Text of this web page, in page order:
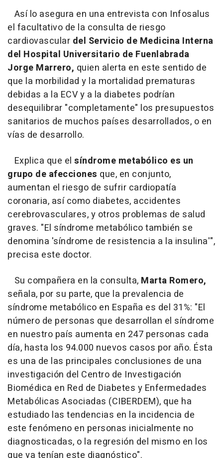
Así lo asegura en una entrevista con Infosalus
el facultativo de la consulta de riesgo
cardiovascular del Servicio de Medicina Interna
del Hospital Universitario de Fuenlabrada
Jorge Marrero, quien alerta en este sentido de
que la morbilidad y la mortalidad prematuras
debidas a la ECV y a la diabetes podrían
desequilibrar "completamente" los presupuestos
sanitarios de muchos países desarrollados, o en
vías de desarrollo.
Explica que el síndrome metabólico es un
grupo de afecciones que, en conjunto,
aumentan el riesgo de sufrir cardiopatía
coronaria, así como diabetes, accidentes
cerebrovasculares, y otros problemas de salud
graves. "El síndrome metabólico también se
denomina 'síndrome de resistencia a la insulina'",
precisa este doctor.
Su compañera en la consulta, Marta Romero,
señala, por su parte, que la prevalencia de
síndrome metabólico en España es del 31%: "El
número de personas que desarrollan el síndrome
en nuestro país aumenta en 247 personas cada
día, hasta los 94.000 nuevos casos por año. Ésta
es una de las principales conclusiones de una
investigación del Centro de Investigación
Biomédica en Red de Diabetes y Enfermedades
Metabólicas Asociadas (CIBERDEM), que ha
estudiado las tendencias en la incidencia de
este fenómeno en personas inicialmente no
diagnosticadas, o la regresión del mismo en los